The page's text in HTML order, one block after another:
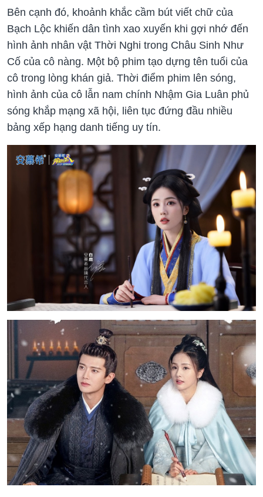
Bên cạnh đó, khoảnh khắc cầm bút viết chữ của
Bạch Lộc khiến dân tình xao xuyến khi gợi nhớ đến
hình ảnh nhân vật Thời Nghi trong Châu Sinh Như
Cố của cô nàng. Một bộ phim tạo dựng tên tuổi của
cô trong lòng khán giả. Thời điểm phim lên sóng,
hình ảnh của cô lẫn nam chính Nhậm Gia Luân phủ
sóng khắp mạng xã hội, liên tục đứng đầu nhiều
bảng xếp hạng danh tiếng uy tín.